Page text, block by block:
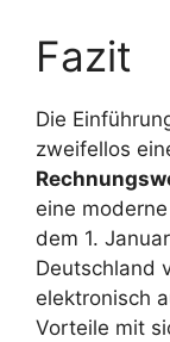
Fazit
Die
zweifellos
eine
dem 1.
Deutschland
elektronisch
Vorteile mit